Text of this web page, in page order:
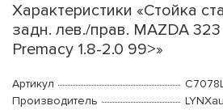
Характеристики «Стойка
задн. лев./прав. MAZDA
Premacy 1.8-2.0 99>»
Артикул
Производитель